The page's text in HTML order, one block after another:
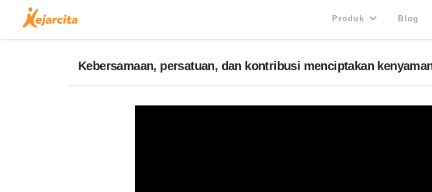
Produk Blog
Kebersamaan, persatuan, dan kontribusi menciptakan